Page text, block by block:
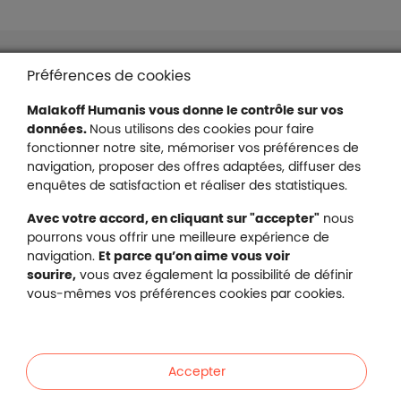
Liens en bas de page
Accessibilité : partiellement conforme
Protection des données
Nous contacter
Plan du site
Gestion des cookies
Malakoff Humanis sur Facebook
Malakoff Humanis sur YouTube
Malakoff Humanis sur X
Malakoff Humanis
Malakoff Humanis à vos côtés.
Préférences de cookies
Malakoff Humanis vous donne le contrôle sur vos
données. Nous utilisons des cookies pour faire
fonctionner notre site, mémoriser vos préférences de
navigation, proposer des offres adaptées, diffuser des
enquêtes de satisfaction et réaliser des statistiques.
Avec votre accord, en cliquant sur "accepter" nous
pourrons vous offrir une meilleure expérience de
navigation. Et parce qu’on aime vous voir
sourire, vous avez également la possibilité de définir
vous-mêmes vos préférences cookies par cookies.
Accepter